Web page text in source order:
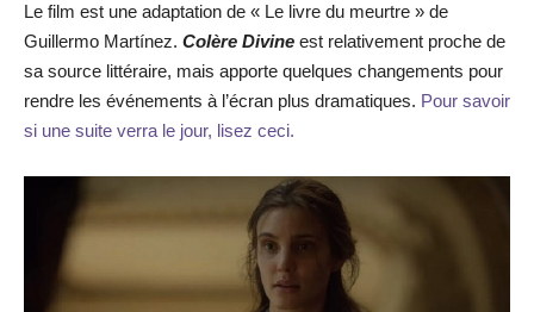
Le film est une adaptation de « Le livre du meurtre » de
Guillermo Martínez. Colère Divine est relativement proche de
sa source littéraire, mais apporte quelques changements pour
rendre les événements à l’écran plus dramatiques. Pour savoir
si une suite verra le jour, lisez ceci.